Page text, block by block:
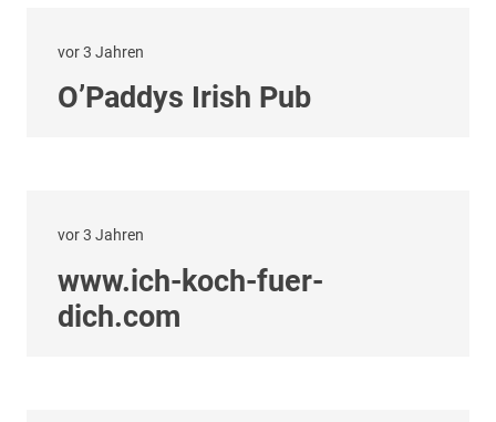
vor 3 Jahren
O’Paddys Irish Pub
vor 3 Jahren
www.ich-koch-fuer-
dich.com